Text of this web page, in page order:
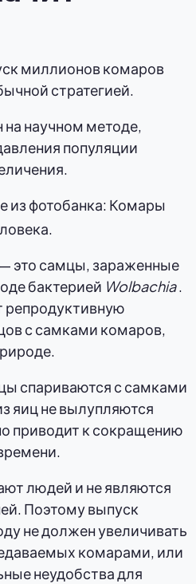
миллионов комаров
стратегией.
на научном методе,
популяции
из фотобанка: Комары
это самцы, зараженные
бактерией Wolbachia.
репродуктивную
с самками комаров,
спариваются с самками
яиц не вылупляются
приводит к сокращению
людей и не являются
Поэтому выпуск
не должен увеличивать
комарами, или
неудобства для